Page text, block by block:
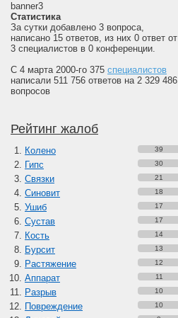
banner3
Статистика
За сутки добавлено 3 вопроса,
написано 15 ответов, из них 0 ответ от
3 специалистов в 0 конференции.
С 4 марта 2000-го 375 специалистов
написали 511 756 ответов на 2 329 486
вопросов
Рейтинг жалоб
Колено 39
Гипс 30
Связки 21
Синовит 18
Ушиб 17
Сустав 17
Кость 14
Бурсит 13
Растяжение 12
Аппарат 11
Разрыв 10
Повреждение 10